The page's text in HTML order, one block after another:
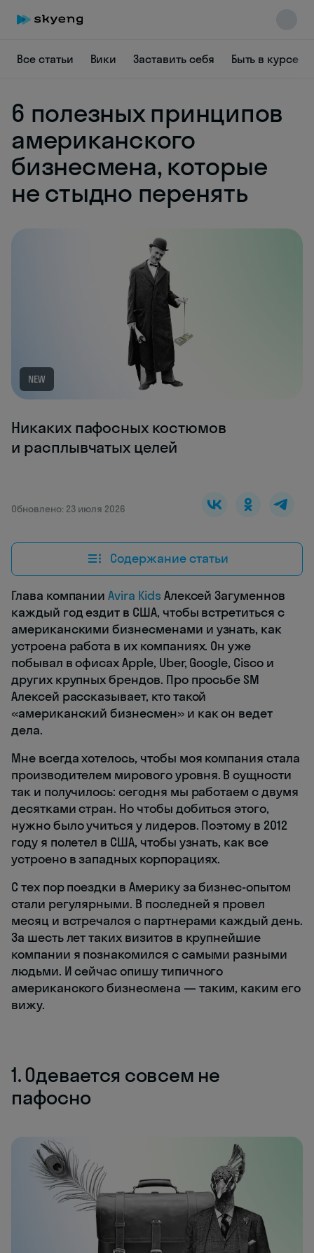
Все статьи Вики Заставить себя Быть в курсе
6 полезных принципов
американского
бизнесмена, которые
не стыдно перенять
NEW
Никаких пафосных костюмов
и расплывчатых целей
Обновлено: 23 июля 2026
Содержание статьи
Глава компанииAvira KidsАлексей Загуменнов
каждый год ездит в США, чтобы встретиться с
американскими бизнесменами и узнать, как
устроена работа в их компаниях. Он уже
побывал в офисах Apple, Uber, Google, Cisco и
других крупных брендов. Про просьбе SM
Алексей рассказывает, кто такой
«американский бизнесмен» и как он ведет
дела.
Мне всегда хотелось, чтобы моя компания стала
производителем мирового уровня. В сущности
так и получилось: сегодня мы работаем с двумя
десятками стран. Но чтобы добиться этого,
нужно было учиться у лидеров. Поэтому в 2012
году я полетел в США, чтобы узнать, как все
устроено в западных корпорациях.
С тех пор поездки в Америку за бизнес-опытом
стали регулярными. В последней я провел
месяц и встречался с партнерами каждый день.
За шесть лет таких визитов в крупнейшие
компании я познакомился с самыми разными
людьми. И сейчас опишу типичного
американского бизнесмена — таким, каким его
вижу.
1. Одевается совсем не
пафосно
Skyeng Chat
online